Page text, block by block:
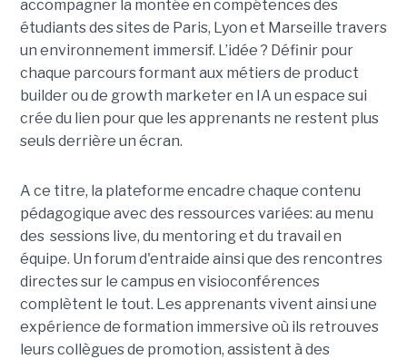
accompagner la montée en compétences des
étudiants des sites de Paris, Lyon et Marseille travers
un environnement immersif. L’idée ? Définir pour
chaque parcours formant aux métiers de product
builder ou de growth marketer en IA un espace sui
crée du lien pour que les apprenants ne restent plus
seuls derrière un écran.
A ce titre, la plateforme encadre chaque contenu
pédagogique avec des ressources variées: au menu
des sessions live, du mentoring et du travail en
équipe. Un forum d'entraide ainsi que des rencontres
directes sur le campus en visioconférences
complètent le tout. Les apprenants vivent ainsi une
expérience de formation immersive où ils retrouves
leurs collègues de promotion, assistent à des